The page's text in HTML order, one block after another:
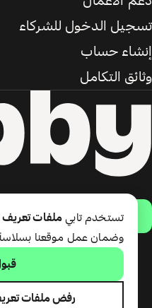
حمّل
تقدّم شركة
ذ.م.م المرخصة
تسجيل الدخول للشركاء
إنشاء حساب
وثائق التكامل
تستخدم تابي ملفات تعريف
وضمان عمل موقعنا بسلاسة
رفض ملفات تعريف